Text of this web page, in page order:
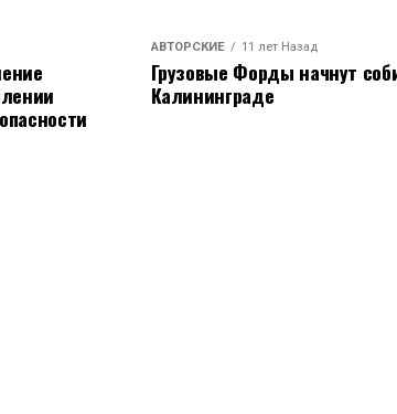
АВТОРСКИЕ 11 лет Назад
Грузовые Форды начнут
Калининграде